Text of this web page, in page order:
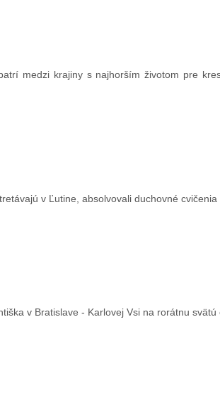
medzi krajiny s najhorším životom pre
v Ľutine, absolvovali duchovné cvičenia
v Bratislave - Karlovej Vsi na rorátnu svätú